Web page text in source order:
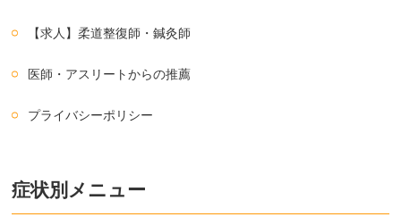
【求人】柔道整復師・鍼灸師
医師・アスリートからの推薦
プライバシーポリシー
症状別メニュー